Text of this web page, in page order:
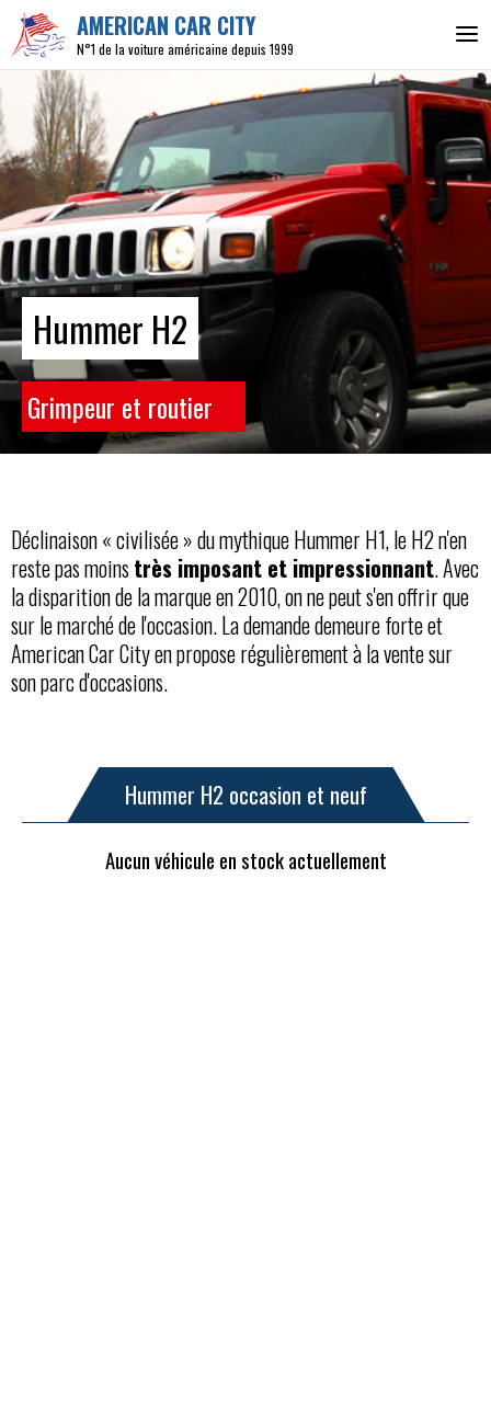
AMERICAN CAR CITY
N°1 de la voiture américaine depuis 1999
Hummer H2
Grimpeur et routier
Déclinaison « civilisée » du mythique Hummer H1, le H2 n'en
reste pas moinstrès imposant et impressionnant. Avec
la disparition de la marque en 2010, on ne peut s'en offrir que
sur le marché de l'occasion. La demande demeure forte et
American Car City en propose régulièrement à la vente sur
son parc d'occasions.
Hummer H2 occasion et neuf
Aucun véhicule en stock actuellement